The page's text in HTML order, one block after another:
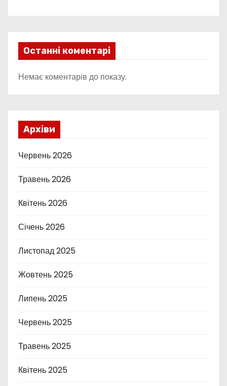
Останні коментарі
Немає коментарів до показу.
Архіви
Червень 2026
Травень 2026
Квітень 2026
Січень 2026
Листопад 2025
Жовтень 2025
Липень 2025
Червень 2025
Травень 2025
Квітень 2025